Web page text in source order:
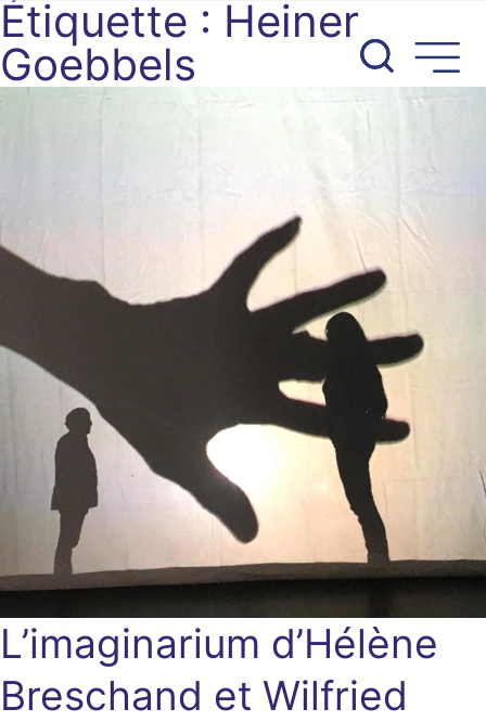
Aller
au
contenu
Étiquette : Heiner
Goebbels
L’imaginarium d’Hélène
Breschand et Wilfried